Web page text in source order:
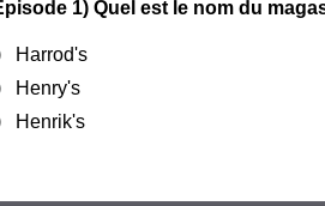
1) Quel est le nom du
Harrod's
Henry's
Henrik's